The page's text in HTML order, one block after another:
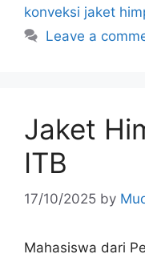
konveksi jaket
Leave a
Jaket
ITB
17/10/2025 by
Mahasiswa dari